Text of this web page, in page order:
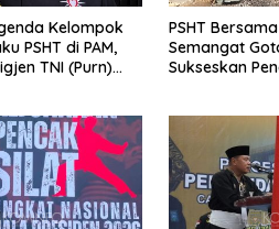
Kelompok
PSHT di PAM,
TNI (Purn)
PSHT
Semangat
Sukseskan